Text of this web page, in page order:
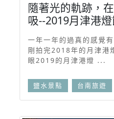
隨著光的軌跡，
吸--2019月津港
一年一年的過真的感覺
剛拍完2018年的月津港
眼2019的月津港燈 ...
鹽水景點 台南旅遊